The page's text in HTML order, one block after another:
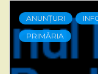
ANUNȚURI
PRIMĂRIA